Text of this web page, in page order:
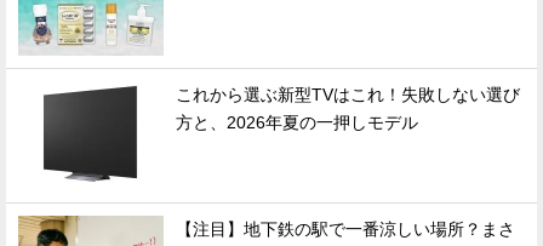
これから選ぶ新型TVはこれ！失敗しない選び
方と、2026年夏の一押しモデル
【注目】地下鉄の駅で一番涼しい場所？まさ